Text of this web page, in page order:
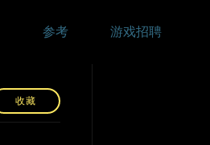
参考 游戏招聘
收藏